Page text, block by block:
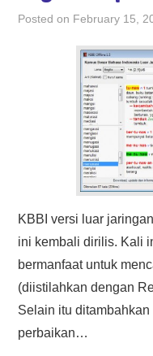
HASIL PENCARIAN
Posted on February 15,
KBBI versi luar
ini kembali dirilis. Kali
bermanfaat untuk
(diistilahkan dengan
Selain itu
perbaikan…